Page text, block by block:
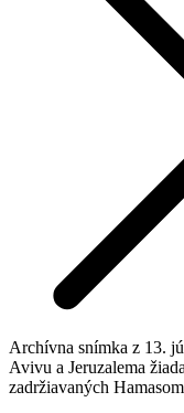
Archívna snímka z 13.
Avivu a Jeruzalema
zadržiavaných